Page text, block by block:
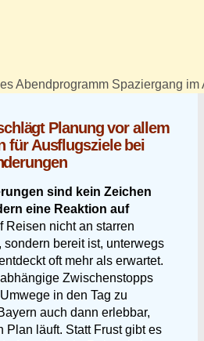
Abendprogramm Spaziergang im
Planung vor allem
für Ausflugsziele bei
sind kein Zeichen
eine Reaktion auf
Reisen nicht an starren
sondern bereit ist, unterwegs
oft mehr als erwartet.
Zwischenstopps
in den Tag zu
auch dann erlebbar,
Plan läuft. Statt Frust gibt es